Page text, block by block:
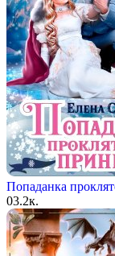
Попаданка
03.2к.